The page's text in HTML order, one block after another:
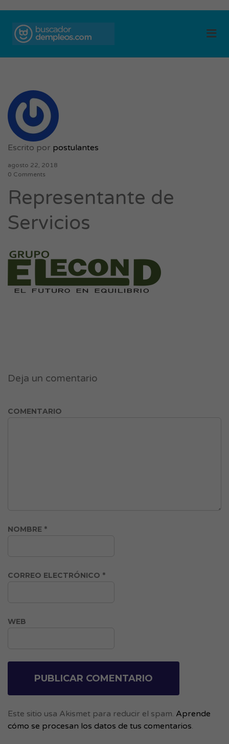
Escrito por postulantes
agosto 22, 2018
0 Comments
Representante de
Servicios
Deja un comentario
COMENTARIO
NOMBRE *
CORREO ELECTRÓNICO *
WEB
Este sitio usa Akismet para reducir el spam. Aprende
cómo se procesan los datos de tus comentarios.